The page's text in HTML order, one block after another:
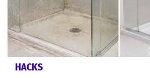
HACKS